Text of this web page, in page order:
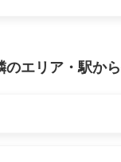
エリア・駅か